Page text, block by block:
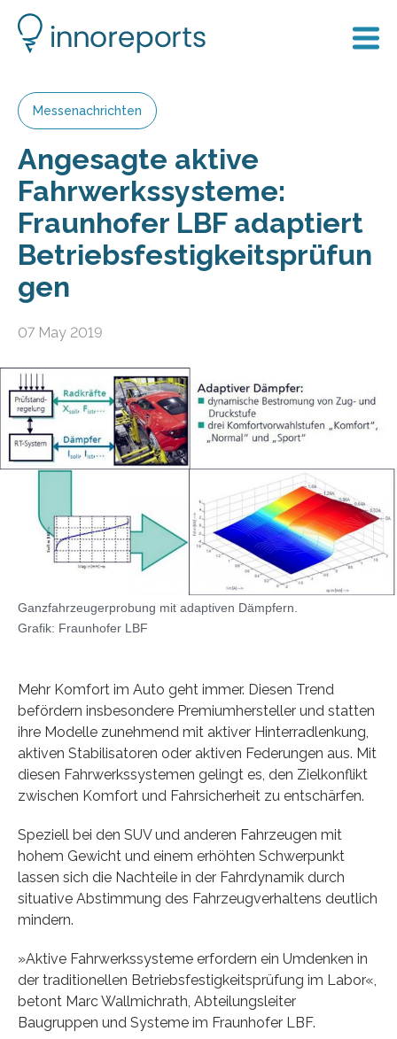
Messenachrichten
Angesagte aktive
Fahrwerkssysteme:
Fraunhofer LBF adaptiert
Betriebsfestigkeitsprüfun
gen
07 May 2019
Ganzfahrzeugerprobung mit adaptiven Dämpfern.
Grafik: Fraunhofer LBF
Mehr Komfort im Auto geht immer. Diesen Trend
befördern insbesondere Premiumhersteller und statten
ihre Modelle zunehmend mit aktiver Hinterradlenkung,
aktiven Stabilisatoren oder aktiven Federungen aus. Mit
diesen Fahrwerkssystemen gelingt es, den Zielkonflikt
zwischen Komfort und Fahrsicherheit zu entschärfen.
Speziell bei den SUV und anderen Fahrzeugen mit
hohem Gewicht und einem erhöhten Schwerpunkt
lassen sich die Nachteile in der Fahrdynamik durch
situative Abstimmung des Fahrzeugverhaltens deutlich
mindern.
»Aktive Fahrwerkssysteme erfordern ein Umdenken in
der traditionellen Betriebsfestigkeitsprüfung im Labor«,
betont Marc Wallmichrath, Abteilungsleiter
Baugruppen und Systeme im Fraunhofer LBF.